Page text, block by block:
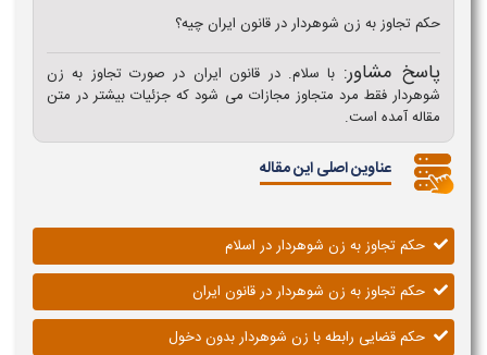
حکم تجاوز به زن شوهردار در قانون ایران چیه؟
پاسخ مشاور: با سلام. در قانون ایران در صورت تجاوز به زن
شوهردار فقط مرد متجاوز مجازات می شود که جزئیات بیشتر در متن
مقاله آمده است.
عناوین اصلی این مقاله
حکم تجاوز به زن شوهردار در اسلام
حکم تجاوز به زن شوهردار در قانون ایران
حکم قضایی رابطه با زن شوهردار بدون دخول